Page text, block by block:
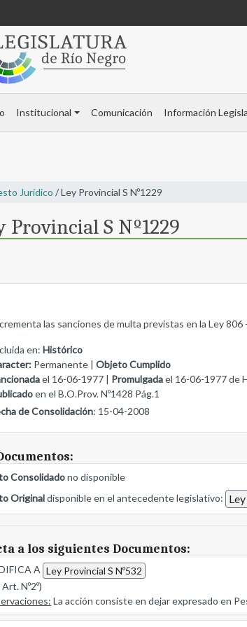
Institucional Comunicación Información
Jurídico / Ley Provincial S Nº1229
Provincial S Nº1229
las sanciones de multa previstas en la Ley 806
en: Histórico
Permanente | Objeto Cumplido
el 16-06-1977 | Promulgadael 16-06-1977 de
en el B.O.Prov. Nº1428 Pág.1
de Consolidación: 15-04-2008
Consolidadono disponible
Originaldisponible en el antecedente legislativo:
a los siguientes Documentos:
A Ley Provincial S Nº532
Nº2º)
La acción consiste en dejar expresado en